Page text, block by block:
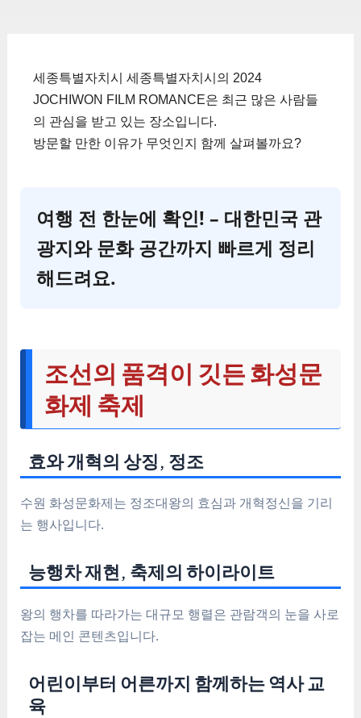
세종특별자치시 세종특별자치시의 2024
JOCHIWON FILM ROMANCE은 최근 많은 사람들
의 관심을 받고 있는 장소입니다.
방문할 만한 이유가 무엇인지 함께 살펴볼까요?
여행 전 한눈에 확인! – 대한민국 관
광지와 문화 공간까지 빠르게 정리
해드려요.
조선의 품격이 깃든 화성문
화제 축제
효와 개혁의 상징, 정조
수원 화성문화제는 정조대왕의 효심과 개혁정신을 기리
는 행사입니다.
능행차 재현, 축제의 하이라이트
왕의 행차를 따라가는 대규모 행렬은 관람객의 눈을 사로
잡는 메인 콘텐츠입니다.
어린이부터 어른까지 함께하는 역사 교
육